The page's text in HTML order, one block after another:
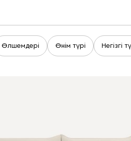
Өлшемдері Өнім түрі Негізгі